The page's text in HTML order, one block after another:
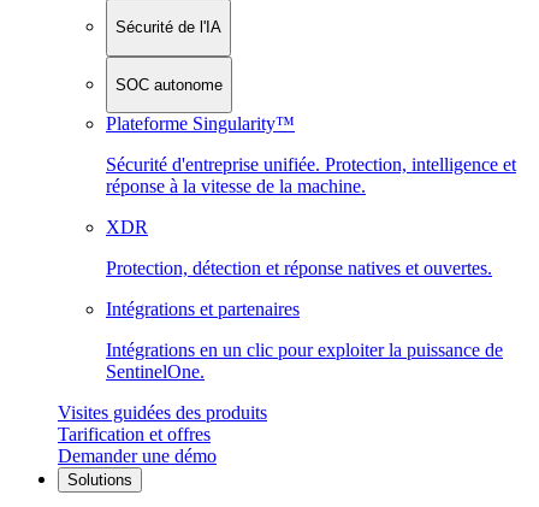
Sécurité de l'IA
SOC autonome
Plateforme Singularity™
Sécurité d'entreprise unifiée. Protection, intelligence et
réponse à la vitesse de la machine.
XDR
Protection, détection et réponse natives et ouvertes.
Intégrations et partenaires
Intégrations en un clic pour exploiter la puissance de
SentinelOne.
Visites guidées des produits
Tarification et offres
Demander une démo
Solutions